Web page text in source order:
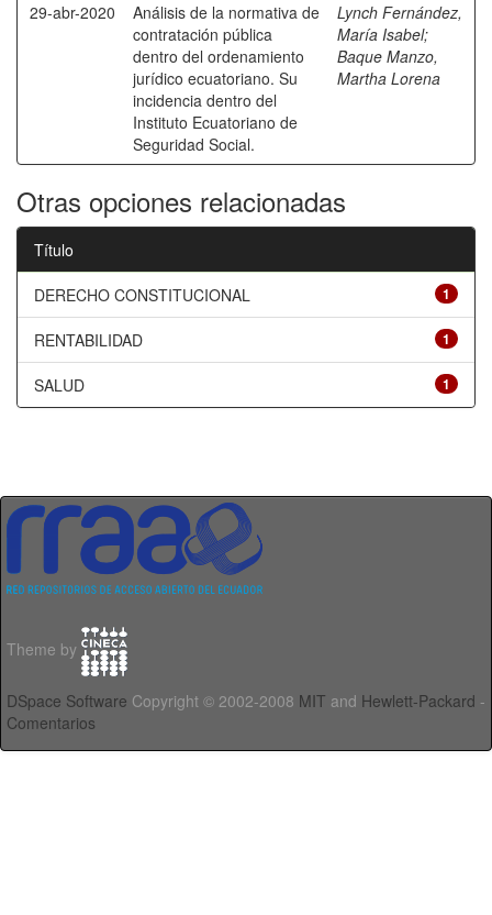
29-abr-2020
Análisis de la normativa de
contratación pública
dentro del ordenamiento
jurídico ecuatoriano. Su
incidencia dentro del
Instituto Ecuatoriano de
Seguridad Social.
Lynch Fernández,
María Isabel;
Baque Manzo,
Martha Lorena
Otras opciones relacionadas
Título
1
DERECHO CONSTITUCIONAL
1
RENTABILIDAD
1
SALUD
Theme by
DSpace Software Copyright © 2002-2008 MIT and Hewlett-Packard -
Comentarios